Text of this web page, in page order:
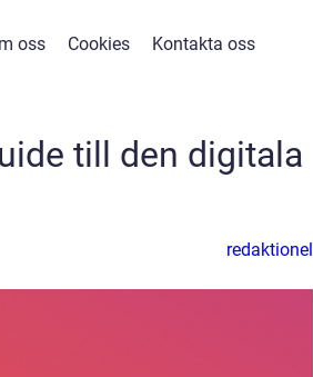
oss Cookies Kontakta oss
till den digitala
redaktionel